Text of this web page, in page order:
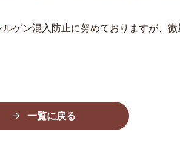
ゲン混⼊防⽌に努めておりますが、
一覧に戻る